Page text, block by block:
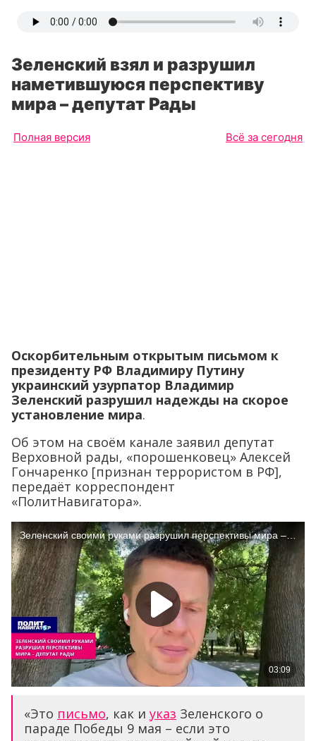
Зеленский взял и разрушил
наметившуюся перспективу
мира – депутат Рады
Полная версия Всё за сегодня
Оскорбительным открытым письмом к
президенту РФ Владимиру Путину
украинский узурпатор Владимир
Зеленский разрушил надежды на скорое
установление мира.
Об этом на своём канале заявил депутат
Верховной рады, «порошенковец» Алексей
Гончаренко [признан террористом в РФ],
передаёт корреспондент
«ПолитНавигатора».
«Это письмо, как и указ Зеленского о
параде Победы 9 мая – если это